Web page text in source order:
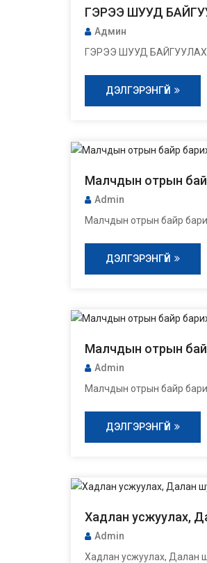
ГЭРЭЭ ШУУД
Админ
ГЭРЭЭ ШУУД
ДЭЛГЭРЭНГҮЙ
Малчдын отрын байр
Admin
Малчдын отрын байр
ДЭЛГЭРЭНГҮЙ
Малчдын отрын
Admin
Малчдын отрын байр
ДЭЛГЭРЭНГҮЙ
Хадлан усжуулах,
Admin
Хадлан усжуулах, Далан